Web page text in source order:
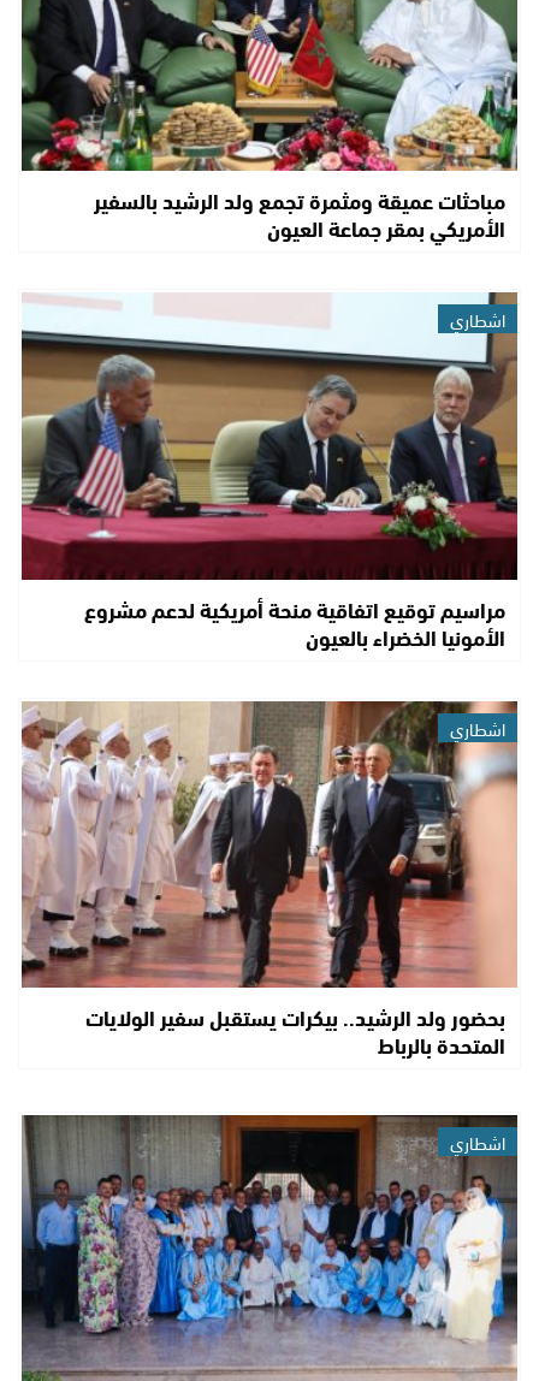
مباحثات عميقة ومثمرة تجمع ولد الرشيد بالسفير
الأمريكي بمقر جماعة العيون
اشطاري
مراسيم توقيع اتفاقية منحة أمريكية لدعم مشروع
الأمونيا الخضراء بالعيون
اشطاري
بحضور ولد الرشيد.. بيكرات يستقبل سفير الولايات
المتحدة بالرباط
اشطاري